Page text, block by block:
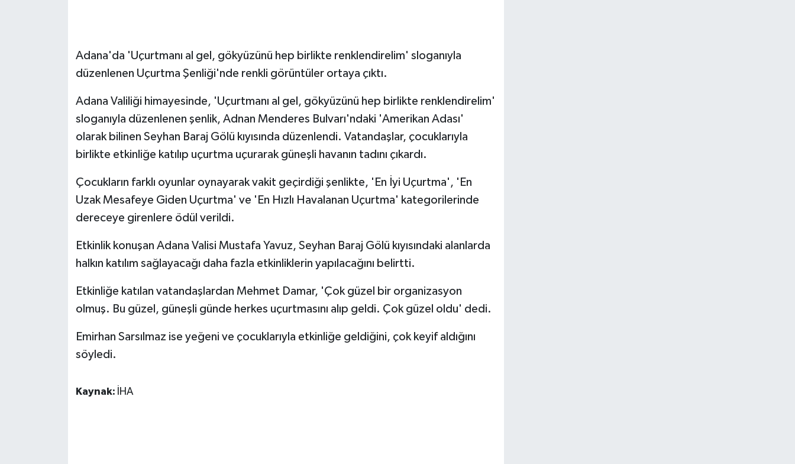
Adana'da 'Uçurtmanı al gel, gökyüzünü hep birlikte renklendirelim' sloganıyla
düzenlenen Uçurtma Şenliği'nde renkli görüntüler ortaya çıktı.
Adana Valiliği himayesinde, 'Uçurtmanı al gel, gökyüzünü hep birlikte renklendirelim'
sloganıyla düzenlenen şenlik, Adnan Menderes Bulvarı'ndaki 'Amerikan Adası'
olarak bilinen Seyhan Baraj Gölü kıyısında düzenlendi. Vatandaşlar, çocuklarıyla
birlikte etkinliğe katılıp uçurtma uçurarak güneşli havanın tadını çıkardı.
Çocukların farklı oyunlar oynayarak vakit geçirdiği şenlikte, 'En İyi Uçurtma', 'En
Uzak Mesafeye Giden Uçurtma' ve 'En Hızlı Havalanan Uçurtma' kategorilerinde
dereceye girenlere ödül verildi.
Etkinlik konuşan Adana Valisi Mustafa Yavuz, Seyhan Baraj Gölü kıyısındaki alanlarda
halkın katılım sağlayacağı daha fazla etkinliklerin yapılacağını belirtti.
Etkinliğe katılan vatandaşlardan Mehmet Damar, 'Çok güzel bir organizasyon
olmuş. Bu güzel, güneşli günde herkes uçurtmasını alıp geldi. Çok güzel oldu' dedi.
Emirhan Sarsılmaz ise yeğeni ve çocuklarıyla etkinliğe geldiğini, çok keyif aldığını
söyledi.
Kaynak: İHA
GÜNDEM
HABERDE İNSAN
İş Dünyası
KÜLTÜR SANAT
POLİTİKA